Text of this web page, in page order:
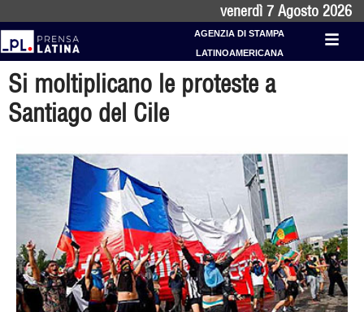
venerdì 7 Agosto 2026
AGENZIA DI STAMPA
LATINOAMERICANA
Si moltiplicano le proteste a
Santiago del Cile